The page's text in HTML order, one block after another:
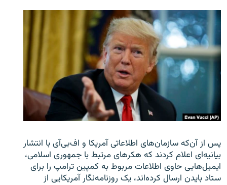
پس از آن‌که سازمان‌های اطلاعاتی آمریکا و اف‌بی‌آی با انتشار
بیانیه‌ای اعلام کردند که هکرهای مرتبط با جمهوری اسلامی،
ایمیل‌هایی حاوی اطلاعات مربوط به کمپین ترامپ را برای
ستاد بایدن ارسال کرده‌اند، یک روزنامه‌نگار آمریکایی از